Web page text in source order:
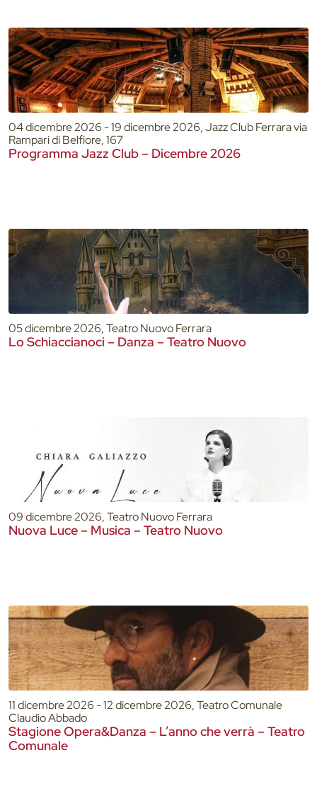
04 dicembre 2026 - 19 dicembre 2026, Jazz Club Ferrara via
Rampari di Belfiore, 167
Programma Jazz Club – Dicembre 2026
05 dicembre 2026, Teatro Nuovo Ferrara
Lo Schiaccianoci – Danza – Teatro Nuovo
09 dicembre 2026, Teatro Nuovo Ferrara
Nuova Luce – Musica – Teatro Nuovo
11 dicembre 2026 - 12 dicembre 2026, Teatro Comunale
Claudio Abbado
Stagione Opera&Danza – L’anno che verrà – Teatro
Comunale